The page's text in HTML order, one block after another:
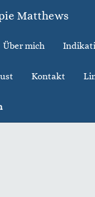
Matthews
Über mich
Kontakt